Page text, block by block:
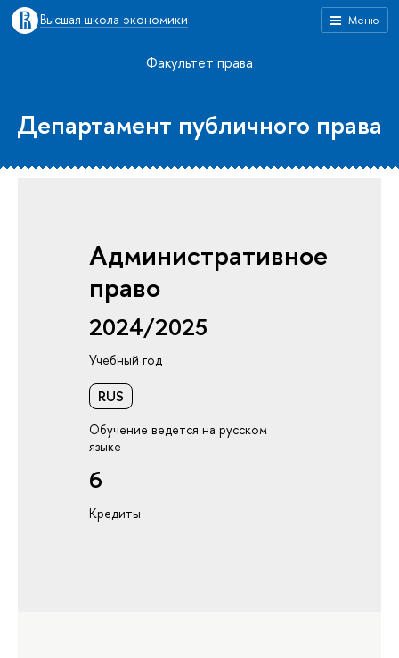
Меню
Высшая школа экономики
Факультет права
Департамент публичного права
Административное
право
2024/2025
Учебный год
RUS
Обучение ведется на русском
языке
6
Кредиты